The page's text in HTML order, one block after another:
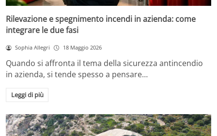
Rilevazione e spegnimento incendi in azienda: come
integrare le due fasi
Sophia Allegri 18 Maggio 2026
Quando si affronta il tema della sicurezza antincendio
in azienda, si tende spesso a pensare…
Leggi di più